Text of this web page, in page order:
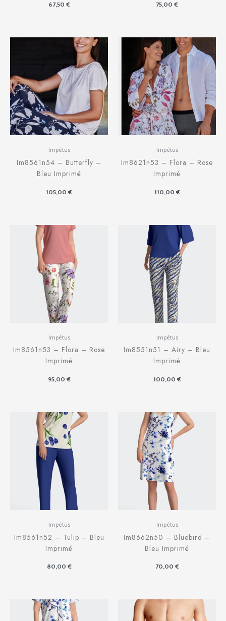
67,50 € 75,00 €
Impétus
Im8561n54 – Butterfly –
Bleu Imprimé
105,00 €
Impétus
Im8621n53 – Flora – Rose
Imprimé
110,00 €
Impétus
Im8561n53 – Flora – Rose
Imprimé
95,00 €
Impétus
Im8551n51 – Airy – Bleu
Imprimé
100,00 €
Impétus
Im8561n52 – Tulip – Bleu
Imprimé
80,00 €
Impétus
Im8662n50 – Bluebird –
Bleu Imprimé
70,00 €